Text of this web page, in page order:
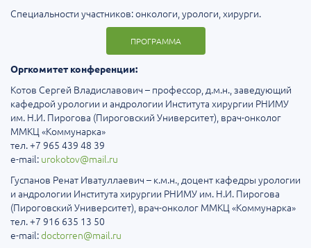
Специальности участников: онкологи, урологи, хирурги.
ПРОГРАММА
Оргкомитет конференции:
Котов Сергей Владиславович – профессор, д.м.н., заведующий
кафедрой урологии и андрологии Института хирургии РНИМУ
им. Н.И. Пирогова (Пироговский Университет), врач-онколог
ММКЦ «Коммунарка»
тел. +7 965 439 48 39
e-mail: urokotov@mail.ru
Гуспанов Ренат Иватуллаевич – к.м.н., доцент кафедры урологии
и андрологии Института хирургии РНИМУ им. Н.И. Пирогова
(Пироговский Университет), врач-онколог ММКЦ «Коммунарка»
тел. +7 916 635 13 50
e-mail:doctorren@mail.ru